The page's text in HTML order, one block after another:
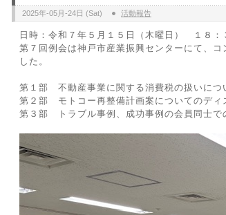
2025年-05月-24日 (Sat) 活動報告
日時：令和７年５月１５日（木曜日） １８：
第７回例会は神戸市産業振興センターにて、
した。
第１部 不動産事業に関する消費税の扱いにつ
第２部 モトコー再整備計画案についてのディ
第３部 トラブル事例、成功事例の会員同士で